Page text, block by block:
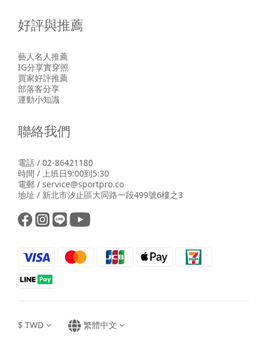
好評與推薦
藝人名人推薦
IG分享實穿照
買家好評推薦
部落客分享
運動小知識
聯絡我們
電話 / 02-86421180
時間 / 上班日9:00到5:30
電郵 / service@sportpro.co
地址 / 新北市汐止區大同路一段499號6樓之3
$ TWD 繁體中文